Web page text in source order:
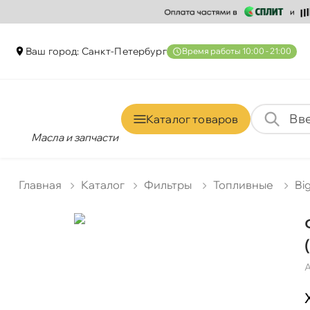
аш город: Санкт-Петербур ремя работы 10:00 - 21:00
Масла и запчасти
Каталог товаро
Главная Катало Фильтры Топливные